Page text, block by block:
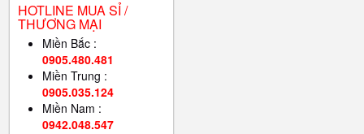
HOTLINE MUA SỈ /
THƯƠNG MẠI
Miền Bắc :
0905.480.481
Miền Trung :
0905.035.124
Miền Nam :
0942.048.547